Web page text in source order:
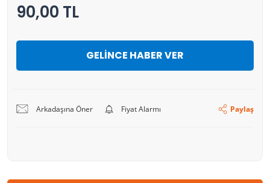
90,00 TL
GELİNCE HABER VER
Arkadaşına Öner Fiyat Alarmı Paylaş